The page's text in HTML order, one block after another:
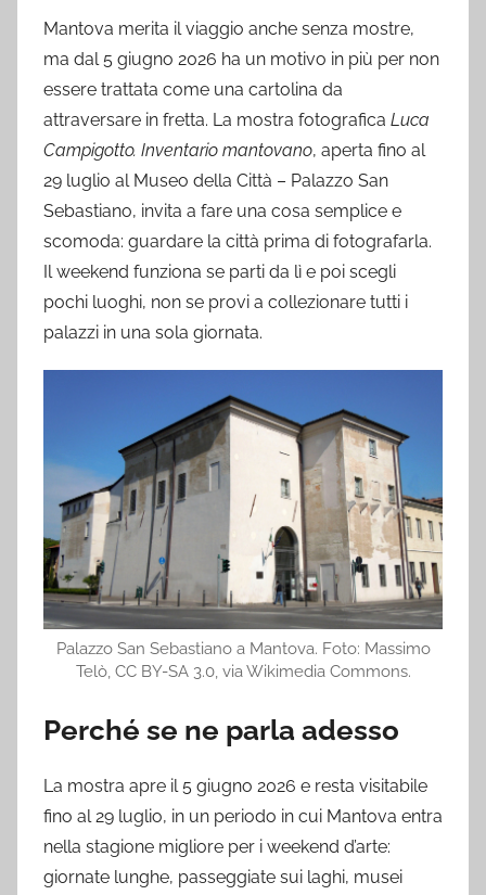
Mantova merita il viaggio anche senza mostre,
ma dal 5 giugno 2026 ha un motivo in più per non
essere trattata come una cartolina da
attraversare in fretta. La mostra fotografica Luca
Campigotto. Inventario mantovano, aperta fino al
29 luglio al Museo della Città – Palazzo San
Sebastiano, invita a fare una cosa semplice e
scomoda: guardare la città prima di fotografarla.
Il weekend funziona se parti da lì e poi scegli
pochi luoghi, non se provi a collezionare tutti i
palazzi in una sola giornata.
Palazzo San Sebastiano a Mantova. Foto: Massimo
Telò, CC BY-SA 3.0, via Wikimedia Commons.
Perché se ne parla adesso
La mostra apre il 5 giugno 2026 e resta visitabile
fino al 29 luglio, in un periodo in cui Mantova entra
nella stagione migliore per i weekend d’arte:
giornate lunghe, passeggiate sui laghi, musei